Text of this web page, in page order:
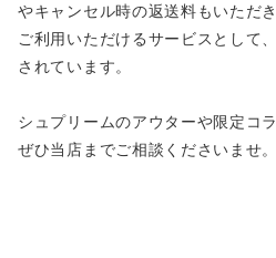
やキャンセル時の返送料もいただ
ご利用いただけるサービスとして
されています。
シュプリームのアウターや限定コ
ぜひ当店までご相談くださいませ。